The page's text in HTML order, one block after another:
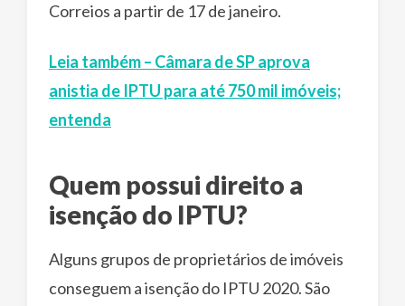
Correios a partir de 17 de janeiro.
Leia também – Câmara de SP aprova
anistia de IPTU para até 750 mil imóveis;
entenda
Quem possui direito a
isenção do IPTU?
Alguns grupos de proprietários de imóveis
conseguem a isenção do IPTU 2020. São